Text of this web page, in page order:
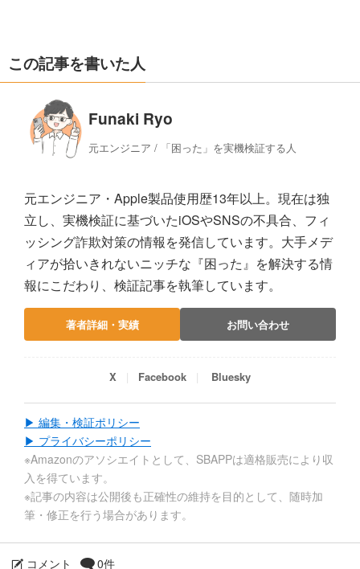
この記事を書いた人
Funaki Ryo
元エンジニア / 「困った」を実機検証する人
元エンジニア・Apple製品使用歴13年以上。現在は独
立し、実機検証に基づいたiOSやSNSの不具合、フィ
ッシング詐欺対策の情報を発信しています。大手メデ
ィアが拾いきれないニッチな『困った』を解決する情
報にこだわり、検証記事を執筆しています。
著者詳細・実績 お問い合わせ
X Facebook Bluesky
▶ 編集・検証ポリシー
▶ プライバシーポリシー
※Amazonのアソシエイトとして、SBAPPは適格販売により収
入を得ています。
※記事の内容は公開後も正確性の維持を目的として、随時加
筆・修正を行う場合があります。
コメント
0件